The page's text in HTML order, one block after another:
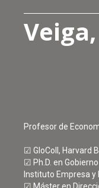
Profesor de
☑ GloColl, Harvard
☑ Ph.D. en
Instituto Empresa y